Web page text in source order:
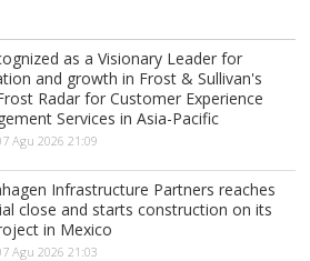
as a Visionary Leader for
and growth in Frost & Sullivan's
Radar for Customer Experience
Services in Asia-Pacific
Agu 2026 21:09
Infrastructure Partners reaches
close and starts construction on its
in Mexico
Agu 2026 21:03